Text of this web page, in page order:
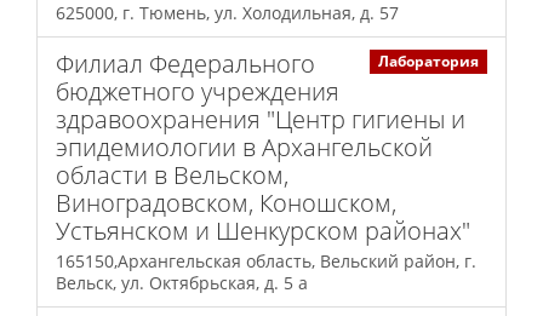
625000, г. Тюмень, ул. Холодильная, д. 57
Лаборатория
Филиал Федерального
бюджетного учреждения
здравоохранения "Центр гигиены и
эпидемиологии в Архангельской
области в Вельском,
Виноградовском, Коношском,
Устьянском и Шенкурском районах"
165150,Архангельская область, Вельский район, г.
Вельск, ул. Октябрьская, д. 5 а